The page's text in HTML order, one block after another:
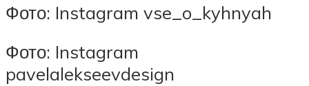
Фото: Instagram vse_o_kyhnyah
Фото: Instagram
pavelalekseevdesign